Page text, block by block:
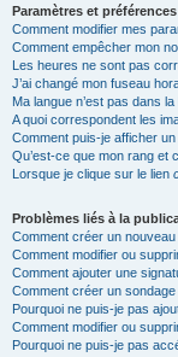
Paramètres et
Comment modifier mes
Comment empêcher mon
Les heures ne sont pas
J’ai changé mon fuseau
Ma langue n’est pas dans la
A quoi correspondent les
Comment puis-je afficher
Qu’est-ce que mon rang et
Lorsque je clique sur le lien
Problèmes liés à la
Comment créer un
Comment modifier ou
Comment ajouter une
Comment créer un sondage
Pourquoi ne puis-je pas
Comment modifier ou
Pourquoi ne puis-je pas